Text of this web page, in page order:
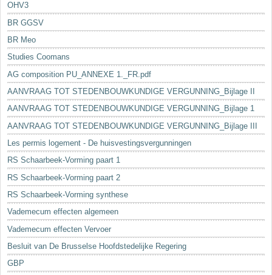
OHV3
BR GGSV
BR Meo
Studies Coomans
AG composition PU_ANNEXE 1._FR.pdf
AANVRAAG TOT STEDENBOUWKUNDIGE VERGUNNING_Bijlage II
AANVRAAG TOT STEDENBOUWKUNDIGE VERGUNNING_Bijlage 1
AANVRAAG TOT STEDENBOUWKUNDIGE VERGUNNING_Bijlage III
Les permis logement - De huisvestingsvergunningen
RS Schaarbeek-Vorming paart 1
RS Schaarbeek-Vorming paart 2
RS Schaarbeek-Vorming synthese
Vademecum effecten algemeen
Vademecum effecten Vervoer
Besluit van De Brusselse Hoofdstedelijke Regering
GBP